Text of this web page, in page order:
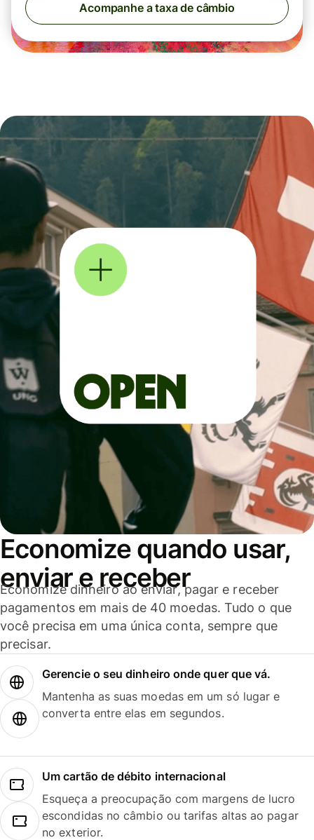
Acompanhe a taxa de câmbio
Economize quando usar,
enviar e receber
Economize dinheiro ao enviar, pagar e receber
pagamentos em mais de 40 moedas. Tudo o que
você precisa em uma única conta, sempre que
precisar.
Gerencie o seu dinheiro onde quer que vá.
Mantenha as suas moedas em um só lugar e
converta entre elas em segundos.
Um cartão de débito internacional
Esqueça a preocupação com margens de lucro
escondidas no câmbio ou tarifas altas ao pagar
no exterior.